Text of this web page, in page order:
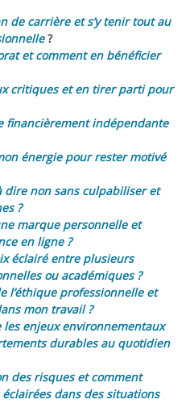
de carrière et s’y tenir tout au
?
et comment en bénéficier
critiques et en tirer parti pour
financièrement indépendante
énergie pour rester motivé
dire non sans culpabiliser et
?
marque personnelle et
en ligne ?
éclairé entre plusieurs
ou académiques ?
l’éthique professionnelle et
mon travail ?
enjeux environnementaux
durables au quotidien
des risques et comment
dans des situations